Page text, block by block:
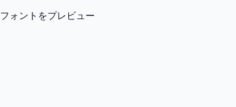
フォントをプレビュー